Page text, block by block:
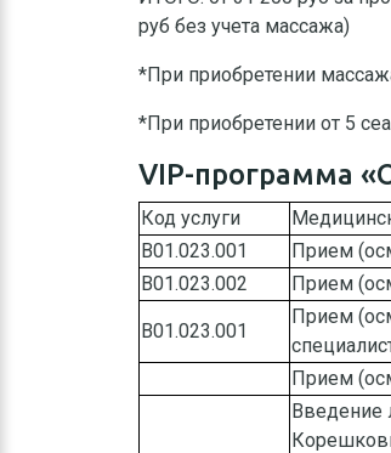
руб без учета массажа)
*При приобретении
*При приобретении от 5
VIP-программа
Код услуги
B01.023.001
Прием
B01.023.002
Прием
B01.023.001
Прием
Прием
Введение